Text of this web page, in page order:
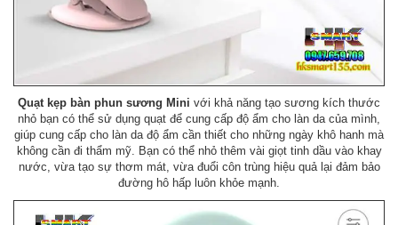
Quạt kẹp bàn phun sương Mini với khả năng tạo sương kích thước
nhỏ bạn có thể sử dụng quạt để cung cấp độ ẩm cho làn da của mình,
giúp cung cấp cho làn da độ ẩm cần thiết cho những ngày khô hanh mà
không cần đi thẩm mỹ. Bạn có thể nhỏ thêm vài giọt tinh dầu vào khay
nước, vừa tạo sự thơm mát, vừa đuổi côn trùng hiệu quả lại đảm bảo
đường hô hấp luôn khỏe mạnh.